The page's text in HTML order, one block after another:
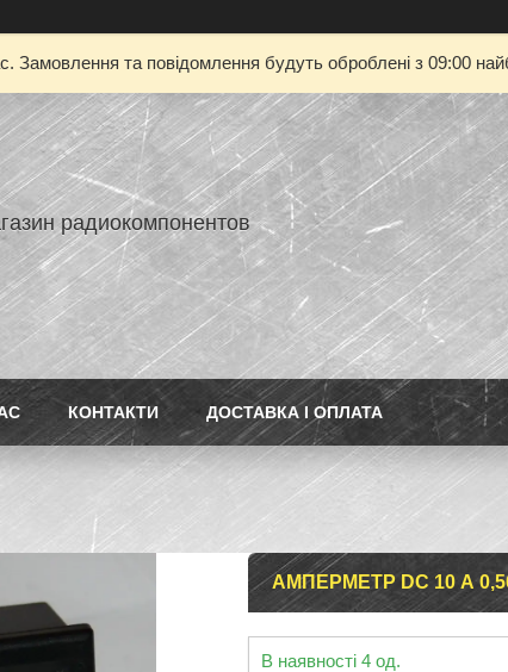
Замовлення та повідомлення будуть оброблені з 09:00
радиокомпонентов
КОНТАКТИ ДОСТАВКА І ОПЛАТА
АМПЕРМЕТР DC 10 А
В наявності 4 од.